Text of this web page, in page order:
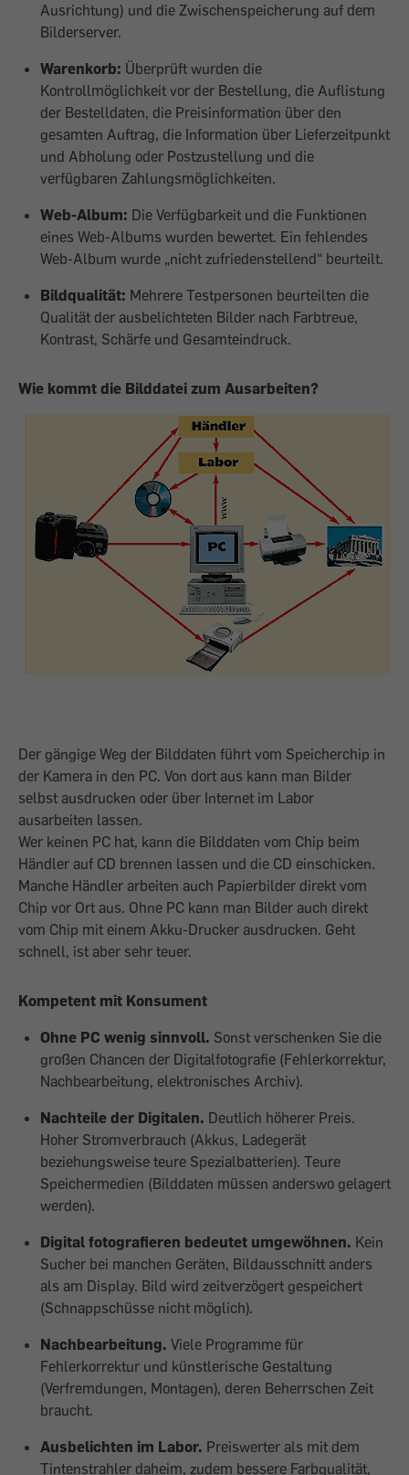
Ausrichtung) und die Zwischenspeicherung auf dem
Bilderserver.
Warenkorb: Überprüft wurden die
Kontrollmöglichkeit vor der Bestellung, die Auflistung
der Bestelldaten, die Preisinformation über den
gesamten Auftrag, die Information über Lieferzeitpunkt
und Abholung oder Postzustellung und die
verfügbaren Zahlungsmöglichkeiten.
Web-Album: Die Verfügbarkeit und die Funktionen
eines Web-Albums wurden bewertet. Ein fehlendes
Web-Album wurde „nicht zufriedenstellend“ beurteilt.
Bildqualität: Mehrere Testpersonen beurteilten die
Qualität der ausbelichteten Bilder nach Farbtreue,
Kontrast, Schärfe und Gesamteindruck.
Wie kommt die Bilddatei zum Ausarbeiten?
Der gängige Weg der Bilddaten führt vom Speicherchip in
der Kamera in den PC. Von dort aus kann man Bilder
selbst ausdrucken oder über Internet im Labor
ausarbeiten lassen.
Wer keinen PC hat, kann die Bilddaten vom Chip beim
Händler auf CD brennen lassen und die CD einschicken.
Manche Händler arbeiten auch Papierbilder direkt vom
Chip vor Ort aus. Ohne PC kann man Bilder auch direkt
vom Chip mit einem Akku-Drucker ausdrucken. Geht
schnell, ist aber sehr teuer.
Kompetent mit Konsument
Ohne PC wenig sinnvoll. Sonst verschenken Sie die
großen Chancen der Digitalfotografie (Fehlerkorrektur,
Nachbearbeitung, elektronisches Archiv).
Nachteile der Digitalen. Deutlich höherer Preis.
Hoher Stromverbrauch (Akkus, Ladegerät
beziehungsweise teure Spezialbatterien). Teure
Speichermedien (Bilddaten müssen anderswo gelagert
werden).
Digital fotografieren bedeutet umgewöhnen. Kein
Sucher bei manchen Geräten, Bildausschnitt anders
als am Display. Bild wird zeitverzögert gespeichert
(Schnappschüsse nicht möglich).
Nachbearbeitung. Viele Programme für
Fehlerkorrektur und künstlerische Gestaltung
(Verfremdungen, Montagen), deren Beherrschen Zeit
braucht.
Ausbelichten im Labor. Preiswerter als mit dem
Tintenstrahler daheim, zudem bessere Farbqualität,